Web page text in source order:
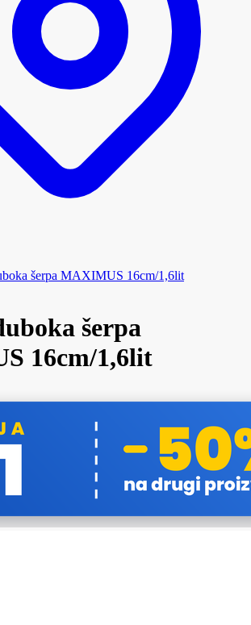
šerpa MAXIMUS 16cm/1,6lit
šerpa
16cm/1,6lit